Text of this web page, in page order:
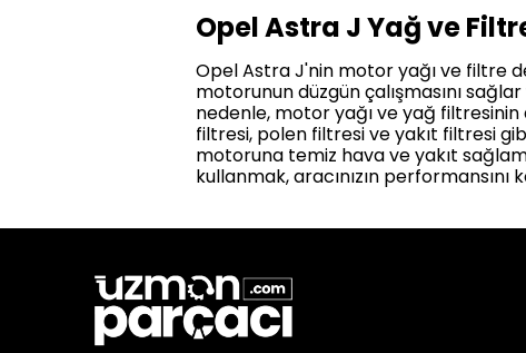
Opel Astra J Yağ ve
Opel Astra J'nin motor yağı ve filtre
motorunun düzgün çalışmasını
nedenle, motor yağı ve yağ filtresinin
filtresi, polen filtresi ve yakıt filtresi
motoruna temiz hava ve yakıt
kullanmak, aracınızın performansını